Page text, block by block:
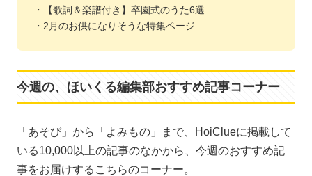
・【歌詞＆楽譜付き】卒園式のうた6選
・2月のお供になりそうな特集ページ
今週の、ほいくる編集部おすすめ記事コーナー
「あそび」から「よみもの」まで、HoiClueに掲載して
いる10,000以上の記事のなかから、今週のおすすめ記
事をお届けするこちらのコーナー。